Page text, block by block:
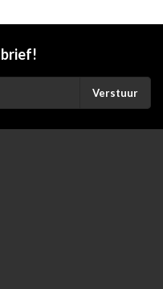
Verstuur